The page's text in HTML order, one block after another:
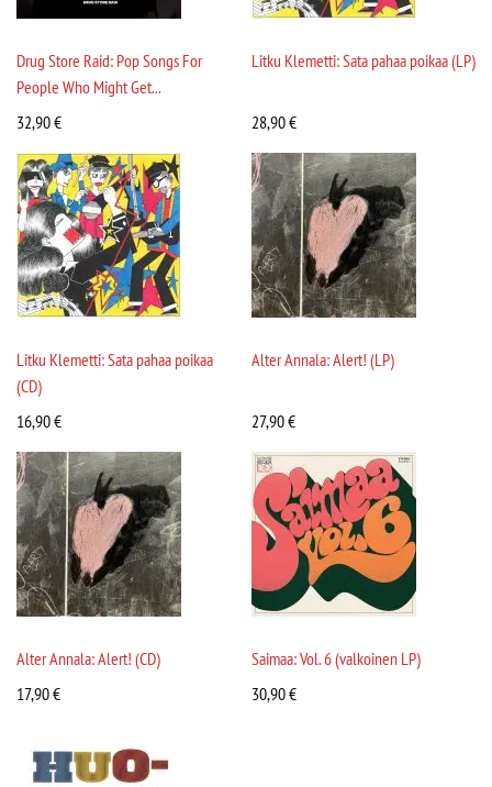
Drug Store Raid: Pop Songs For
People Who Might Get...
32,90€
Litku Klemetti: Sata pahaa poikaa (LP)
28,90€
Litku Klemetti: Sata pahaa poikaa
(CD)
16,90€
Alter Annala: Alert! (LP)
27,90€
Alter Annala: Alert! (CD)
17,90€
Saimaa: Vol. 6 (valkoinen LP)
30,90€